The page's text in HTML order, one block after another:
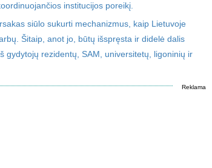
institucijos poreikį.
siūlo sukurti mechanizmus, kaip Lietuvoje
Šitaip, anot jo, būtų išspręsta ir didelė dalis
gydytojų rezidentų, SAM, universitetų, ligoninių ir
Reklama